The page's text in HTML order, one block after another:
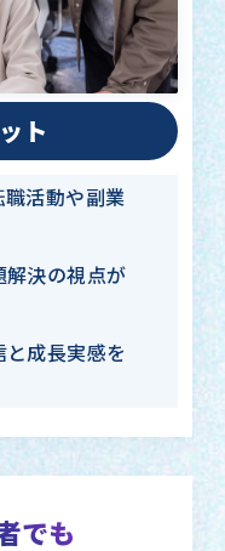
ト
活動や副業
解決の視点が
成長実感を
でも